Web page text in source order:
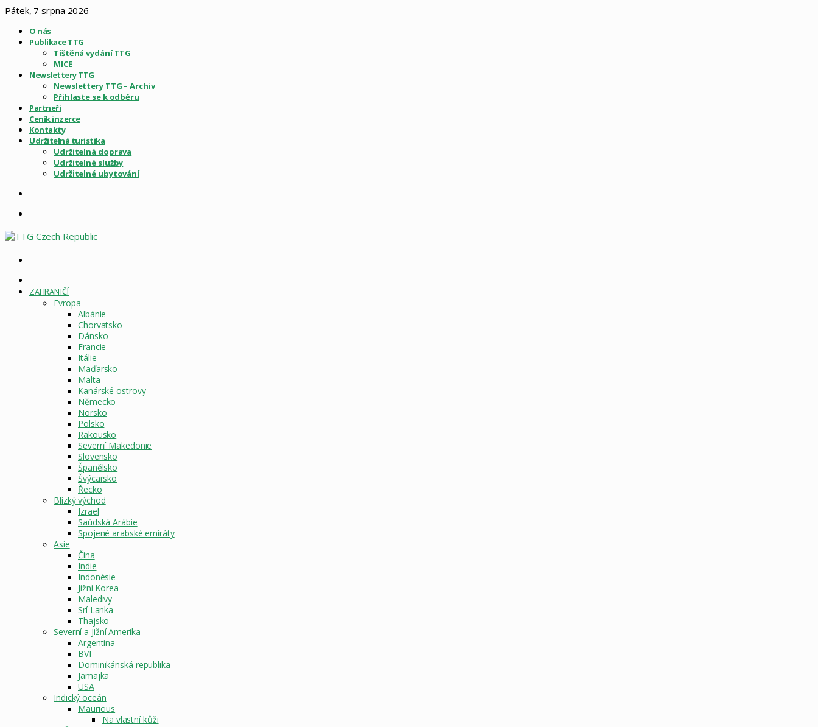
Pátek, 7 srpna 2026
O nás
Publikace TTG
Tištěná vydání TTG
MICE
Newslettery TTG
Newslettery TTG – Archiv
Přihlaste se k odběru
Partneři
Ceník inzerce
Kontakty
Udržitelná turistika
Udržitelná doprava
Udržitelné služby
Udržitelné ubytování
STRÁNKA
ZAHRANIČÍ
Evropa
Albánie
Chorvatsko
Dánsko
Francie
Itálie
Maďarsko
Malta
Kanárské ostrovy
Německo
Norsko
Polsko
Rakousko
Severní Makedonie
Slovensko
Španělsko
Švýcarsko
Řecko
Blízký východ
Izrael
Saúdská Arábie
Spojené arabské emiráty
Asie
Čína
Indie
Indonésie
Jižní Korea
Maledivy
Srí Lanka
Thajsko
Severní a Jižní Amerika
Argentina
BVI
Dominikánská republika
Jamajka
USA
Indický oceán
Mauricius
Na vlastní kůži